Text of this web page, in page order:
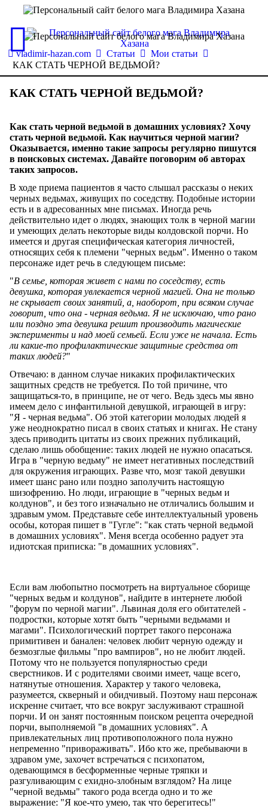
vladimir-hazan.com Статьи
Мои статьи
КАК СТАТЬ ЧЕРНОЙ ВЕДЬМОЙ?
КАК СТАТЬ ЧЕРНОЙ ВЕДЬМОЙ?
Как стать черной ведьмой в домашних условиях? Хочу
стать черной ведьмой. Как научиться черной магии?
Оказывается, именно такие запросы регулярно пишутся
в поисковых системах. Давайте поговорим об авторах
таких запросов.
В ходе приема пациентов я часто слышал рассказы о неких
черных ведьмах, живущих по соседству. Подобные истории
есть и в адресованных мне письмах. Иногда речь
действительно идет о людях, знающих толк в черной магии
и умеющих делать некоторые виды колдовской порчи. Но
имеется и другая специфическая категория личностей,
относящих себя к племени "черных ведьм". Именно о таком
персонаже идет речь в следующем письме:
"В семье, которая живет с нами по соседству, есть
девушка, которая увлекается черной магией. Она не только
не скрывает своих занятий, а, наоборот, при всяком случае
говорит, что она - черная ведьма. Я не исключаю, что рано
или поздно эта девушка решит производить магические
эксперименты и над моей семьей. Если уже не начала. Есть
ли какие-то профилактические защитные средства от
таких людей?"
Отвечаю: в данном случае никаких профилактических
защитных средств не требуется. По той причине, что
защищаться-то, в принципе, не от чего. Ведь здесь мы явно
имеем дело с инфантильной девушкой, играющей в игру:
"Я - черная ведьма". Об этой категории молодых людей я
уже неоднократно писал в своих статьях и книгах. Не стану
здесь приводить цитаты из своих прежних публикаций,
сделаю лишь обобщение: таких людей не нужно опасаться.
Игра в "черную ведьму" не имеет негативных последствий
для окружения играющих. Разве что, мозг такой девушки
имеет шанс рано или поздно заполучить настоящую
шизофрению. Но люди, играющие в "черных ведьм и
колдунов", и без того изначально не отличались большим и
здравым умом. Представьте себе интеллектуальный уровень
особы, которая пишет в "Гугле": "как стать черной ведьмой
в домашних условиях". Меня всегда особенно радует эта
идиотская приписка: "в домашних условиях".
Если вам любопытно посмотреть на виртуальное сборище
"черных ведьм и колдунов", найдите в интернете любой
"форум по черной магии". Львиная доля его обитателей -
подростки, которые хотят быть "черными ведьмами и
магами". Психологический портрет такого персонажа
примитивен и банален: человек любит черную одежду и
безмозглые фильмы "про вампиров", но не любит людей.
Потому что не пользуется популярностью среди
сверстников. И с родителями своими имеет, чаще всего,
натянутые отношения. Характер у такого человека,
разумеется, скверный и обидчивый. Поэтому наш персонаж
искренне считает, что все вокруг заслуживают страшной
порчи. И он занят постоянным поиском рецепта очередной
порчи, выполняемой "в домашних условиях". А
привлекательных лиц противоположного пола нужно
непременно "привораживать". Ибо кто же, пребываючи в
здравом уме, захочет встречаться с психопатом,
одевающимся в бесформенные черные тряпки и
разгуливающим с ехидно-злобным взглядом? На лице
"черной ведьмы" такого рода всегда одно и то же
выражение: "Я кое-что умею, так что берегитесь!"